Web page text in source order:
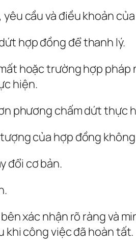
cầu và điều khoản
hợp đồng để thanh lý.
hoặc trường hợp
hiện.
phương chấm dứt
của hợp đồng
đổi cơ bản.
xác nhận rõ ràng và
khi công việc đã hoàn tất.